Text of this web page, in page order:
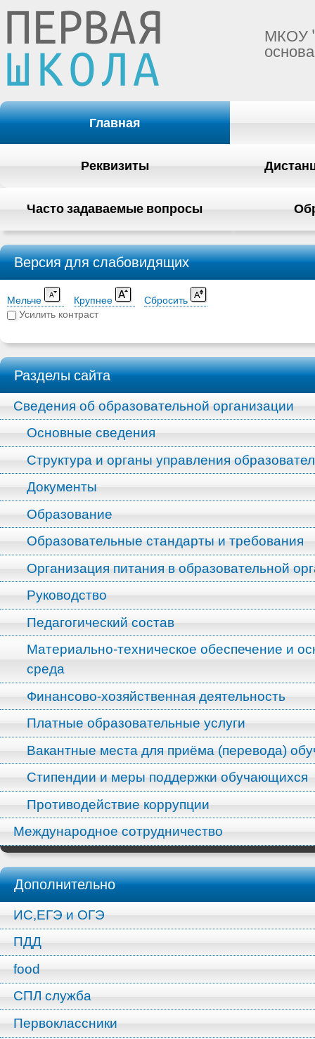
МКОУ
Главная
Реквизиты
Часто задаваемые вопросы
Версия для слабовидящих
Мельче Крупнее
Сбросить
Усилить контраст
Разделы сайта
Сведения об образовательной организации
Основные сведения
Структура и органы управления
Документы
Образование
Образовательные стандарты и требования
Организация питания в образовательной
Руководство
Педагогический состав
Материально-техническое обеспечение и
среда
Финансово-хозяйственная деятельность
Платные образовательные услуги
Вакантные места для приёма (перевода)
Стипендии и меры поддержки обучающихся
Противодействие коррупции
Международное сотрудничество
Дополнительно
ИС,ЕГЭ и ОГЭ
ПДД
food
СПЛ служба
Первоклассники